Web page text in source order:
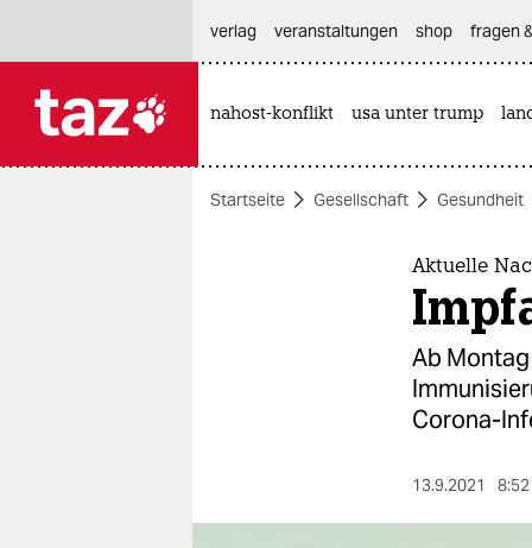
themen
verlag
veranstaltungen shop fragen
nahost-konflikt usa unter trump
Startseite Gesellschaft Gesundheit
Aktuelle
Ab
Corona-
13.9.2021